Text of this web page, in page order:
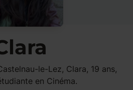
le-Lez, Clara, 19 ans,
en Cinéma.